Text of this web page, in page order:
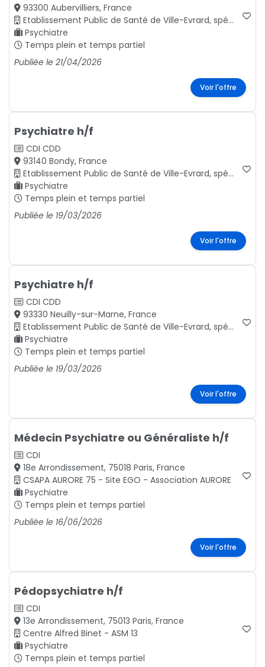
93300 Aubervilliers, France
Etablissement Public de Santé de Ville-Evrard, spécialisé en santé mentale, Seine-Saint-Denis.
Psychiatre
Temps plein et temps partiel
Publiée le 21/04/2026
Voir l'offre
Psychiatre h/f
CDI CDD
93140 Bondy, France
Etablissement Public de Santé de Ville-Evrard, spécialisé en santé mentale, Seine-Saint-Denis.
Psychiatre
Temps plein et temps partiel
Publiée le 19/03/2026
Voir l'offre
Psychiatre h/f
CDI CDD
93330 Neuilly-sur-Marne, France
Etablissement Public de Santé de Ville-Evrard, spécialisé en santé mentale, Seine-Saint-Denis.
Psychiatre
Temps plein et temps partiel
Publiée le 19/03/2026
Voir l'offre
Médecin Psychiatre ou Généraliste h/f
CDI
18e Arrondissement, 75018 Paris, France
CSAPA AURORE 75 - Site EGO - Association AURORE
Psychiatre
Temps plein et temps partiel
Publiée le 16/06/2026
Voir l'offre
Pédopsychiatre h/f
CDI
13e Arrondissement, 75013 Paris, France
Centre Alfred Binet - ASM 13
Psychiatre
Temps plein et temps partiel